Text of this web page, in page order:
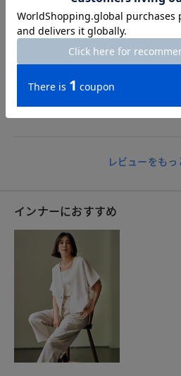
kirakira 身長158cm 体型小
カラー：ネイビー
サイズ：S
Sサイズネイビーを購入。
スパンコールのキラキラのおかげで
す。袖がゆったりしているので中に
いので使いやすいと思います。
レビューをもっ
インナーにおすすめ